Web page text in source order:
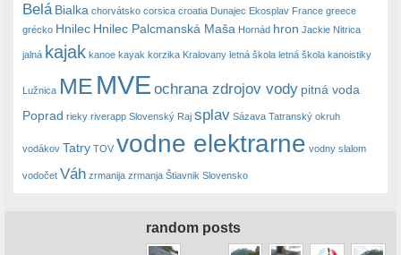
Belá Bialka chorvátsko corsica croatia Dunajec Ekosplav France greece
grécko Hnilec Hnilec Palcmanská Maša Hornád hron Jackie Nitrica
jalná kajak kanoe kayak korzika Kralovany letná škola letná škola kanoistiky
Lužnica ME MVE ochrana zdrojov vody pitná voda
Poprad rieky riverapp Slovenský Raj splav Sázava Tatranský okruh
vodákov Tatry TOV vodne elektrarne vodny slalom
vodočet Váh zrmanija zrmanja Štiavnik Slovensko
random posts